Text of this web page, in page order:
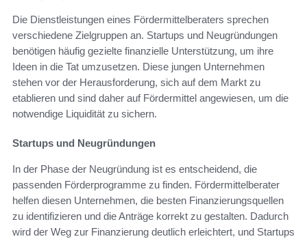
Die Dienstleistungen eines Fördermittelberaters sprechen
verschiedene Zielgruppen an. Startups und Neugründungen
benötigen häufig gezielte finanzielle Unterstützung, um ihre
Ideen in die Tat umzusetzen. Diese jungen Unternehmen
stehen vor der Herausforderung, sich auf dem Markt zu
etablieren und sind daher auf Fördermittel angewiesen, um die
notwendige Liquidität zu sichern.
Startups und Neugründungen
In der Phase der Neugründung ist es entscheidend, die
passenden Förderprogramme zu finden. Fördermittelberater
helfen diesen Unternehmen, die besten Finanzierungsquellen
zu identifizieren und die Anträge korrekt zu gestalten. Dadurch
wird der Weg zur Finanzierung deutlich erleichtert, und Startups